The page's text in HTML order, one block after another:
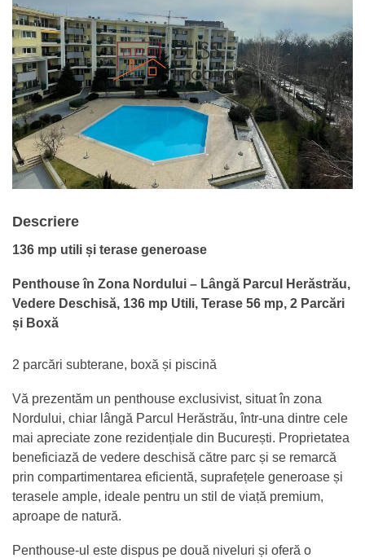
Descriere
136 mp utili și terase generoase
Penthouse în Zona Nordului – Lângă Parcul Herăstrău,
Vedere Deschisă, 136 mp Utili, Terase 56 mp, 2 Parcări
și Boxă
2 parcări subterane, boxă și piscină
Vă prezentăm un penthouse exclusivist, situat în zona
Nordului, chiar lângă Parcul Herăstrău, într-una dintre cele
mai apreciate zone rezidențiale din București. Proprietatea
beneficiază de vedere deschisă către parc și se remarcă
prin compartimentarea eficientă, suprafețele generoase și
terasele ample, ideale pentru un stil de viață premium,
aproape de natură.
Penthouse-ul este dispus pe două niveluri și oferă o